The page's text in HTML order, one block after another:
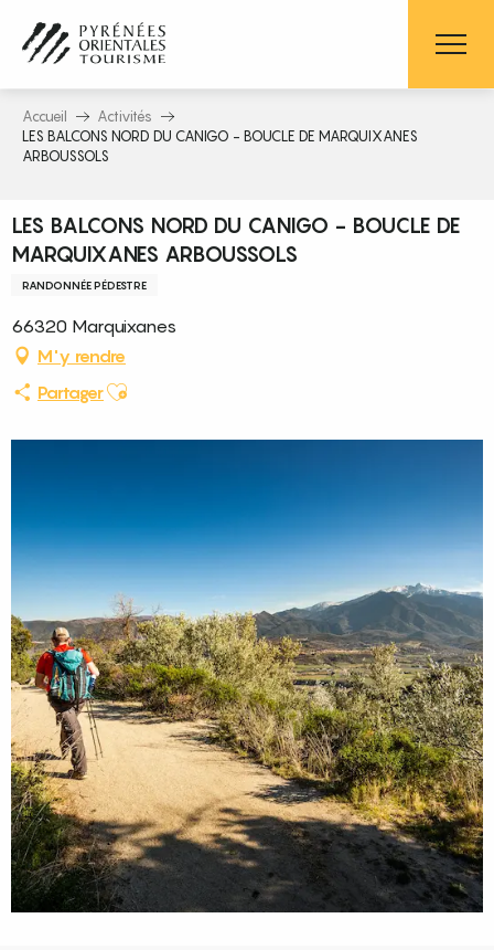
contenu
principal
Accueil
Activités
LES BALCONS NORD DU CANIGO - BOUCLE DE MARQUIXANES
ARBOUSSOLS
LES BALCONS NORD DU CANIGO - BOUCLE DE
MARQUIXANES ARBOUSSOLS
RANDONNÉE PÉDESTRE
66320 Marquixanes
M'y rendre
PartagerAjouter aux favoris